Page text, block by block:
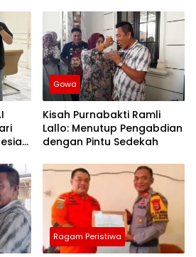
Berbasis RT
Gowa
Kisah Purnabakti Ramli
Lallo: Menutup Pengabdian
dengan Pintu Sedekah
Ragam Peristiwa